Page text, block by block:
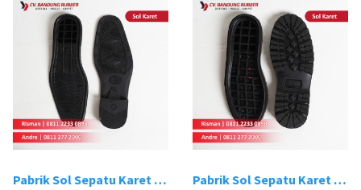
Pabrik Sol Sepatu Karet Bandung 5 Pabrik Sol Sepatu Karet Bandung 6